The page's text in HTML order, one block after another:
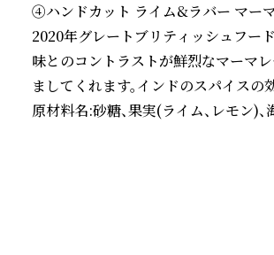
④ハンドカット ライム&ラバー マー
2020年グレートブリティッシュフー
味とのコントラストが鮮烈なマーマ
ましてくれます。インドのスパイスの
原材料名:砂糖、果実(ライム、レモン)、